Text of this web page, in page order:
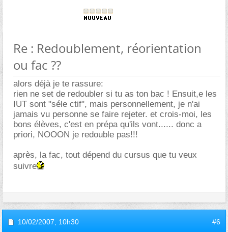
Re : Redoublement, réorientation
ou fac ??
alors déjà je te rassure:
rien ne set de redoubler si tu as ton bac ! Ensuit,e les
IUT sont "séle ctif", mais personnellement, je n'ai
jamais vu personne se faire rejeter. et crois-moi, les
bons élèves, c'est en prépa qu'ils vont...... donc a
priori, NOOON je redouble pas!!!
après, la fac, tout dépend du cursus que tu veux
suivre
10/02/2007, 10h30 #6